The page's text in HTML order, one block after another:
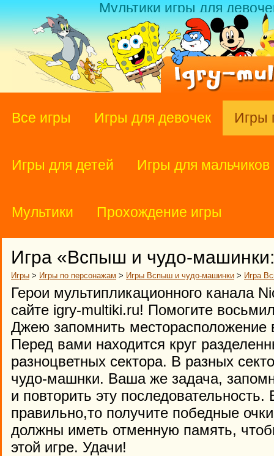
Мультики игры для
Все игры Игры для девочек Игры
Игры для детей Игры для мальчиков
Мультики Прохождение игры
Игра «Вспыш и чудо-
Игры > Игры по персонажам > Игры Вспыш и чудо-машинки > Игра
Герои мультипликационного канала
сайте igry-multiki.ru! Помогите
Джею запомнить месторасположение
Перед вами находится круг
разноцветных сектора. В разных
чудо-машнки. Ваша же задача,
и повторить эту
правильно,то получите победные
должны иметь отменную память,
этой игре. Удачи!